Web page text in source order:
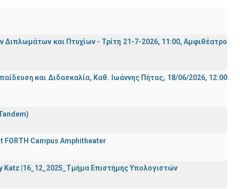
και Πτυχίων - Τρίτη 21-7-2026, 11:00, Αμφιθέατρο
και Διδασκαλία, Καθ. Ιωάννης Πήτας, 18/06/2026, 12:00
FORTH Campus Amphitheater
|16_12_2025_Τμήμα Επιστήμης Υπολογιστών